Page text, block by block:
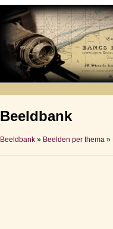
Beeldbank
Beeldbank » Beelden per thema »